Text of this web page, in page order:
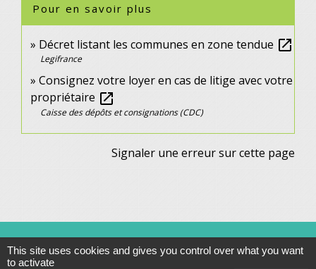
Pour en savoir plus
Décret listant les communes en zone tendue open_in_new
Legifrance
Consignez votre loyer en cas de litige avec votre
propriétaire open_in_new
Caisse des dépôts et consignations (CDC)
Signaler une erreur sur cette page
Contacts
This site uses cookies and gives you control over what you want
to activate